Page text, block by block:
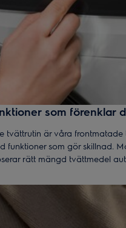
som förenklar
tvättrutin är våra frontmatade
funktioner som gör skillnad.
rätt mängd tvättmedel
Allt för att skydda både dina